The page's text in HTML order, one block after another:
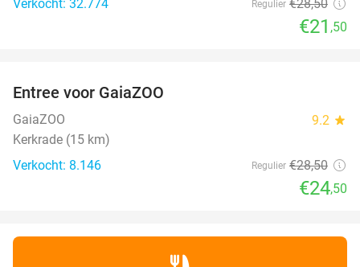
Verkocht: 32.774
Regulier €28,50
€21 ,50
Entree voor GaiaZOO
GaiaZOO 9.2 star
Kerkrade (15 km)
Verkocht: 8.146
Regulier €28,50
€24,50